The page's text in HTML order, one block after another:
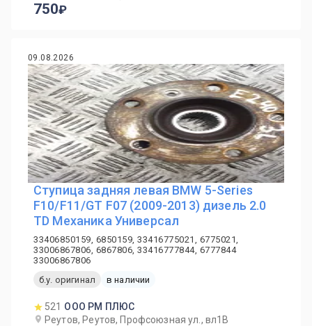
750
09.08.2026
Ступица задняя левая BMW 5-Series
F10/F11/GT F07 (2009-2013) дизель 2.0
TD Механика Универсал
33406850159, 6850159, 33416775021, 6775021,
33006867806, 6867806, 33416777844, 6777844
33006867806
б.у. оригинал
в наличии
521 ООО РМ ПЛЮС
Реутов, Реутов, Профсоюзная ул., вл1В